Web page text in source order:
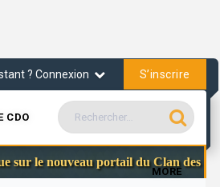
? Connexion S’inscrire
CDO
MORE
nouveau portail du Clan des Officiers